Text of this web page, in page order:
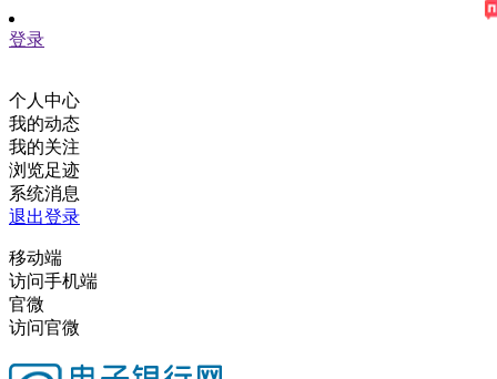
登录
个人中心
我的动态
我的关注
浏览足迹
系统消息
退出登录
移动端
访问手机端
官微
访问官微